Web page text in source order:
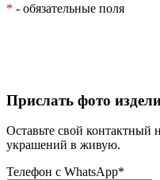
* - обязательные поля
Прислать фото
Оставьте свой
украшений в живую.
Телефон с WhatsApp*